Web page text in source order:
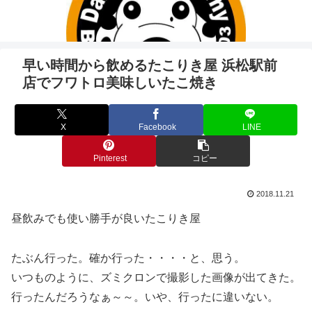
早い時間から飲めるたこりき屋 浜松駅前
店でフワトロ美味しいたこ焼き
X Facebook LINE
Pinterest コピー
2018.11.21
昼飲みでも使い勝手が良いたこりき屋
たぶん行った。確か行った・・・・と、思う。
いつものように、ズミクロンで撮影した画像が出てきた。
行ったんだろうなぁ～～。いや、行ったに違いない。